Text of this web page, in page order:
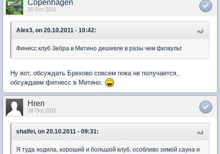
Copenhagen
20 Oct 2011
Alex3, on 20.10.2011 - 10:42:
Финесс клуб Зебра в Митино дешевле в разы чем физкульт
Ну вот, обсуждать Брехово совсем пока не получается,
обсуждаем фитнесс в Митино.
Hren
26 Oct 2011
shalfei, on 20.10.2011 - 09:31:
Я туда ходила, хороший и большой клуб, особливо зимой сауна и